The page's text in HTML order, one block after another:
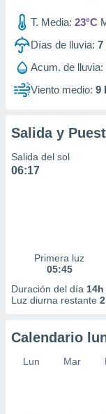
T. Media: 23°C
Días de lluvia: 7
Acum. de lluvia:
Viento medio: 9
Salida y
Salida del sol
06:17
Primera luz
05:45
Duración del día 14h
Luz diurna restante
Calendario
Lun Mar